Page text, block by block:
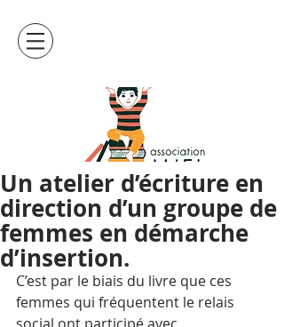
Un atelier d’écriture en
direction d’un groupe de
femmes en démarche
d’insertion.
C’est par le biais du livre que ces
femmes qui fréquentent le relais